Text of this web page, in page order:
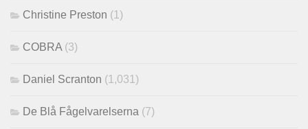
Christine Preston (1)
COBRA (3)
Daniel Scranton (1,031)
De Blå Fågelvarelserna (7)